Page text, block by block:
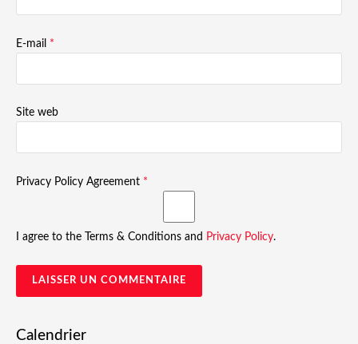
E-mail *
Site web
Privacy Policy Agreement *
I agree to the Terms & Conditions and Privacy Policy.
Calendrier